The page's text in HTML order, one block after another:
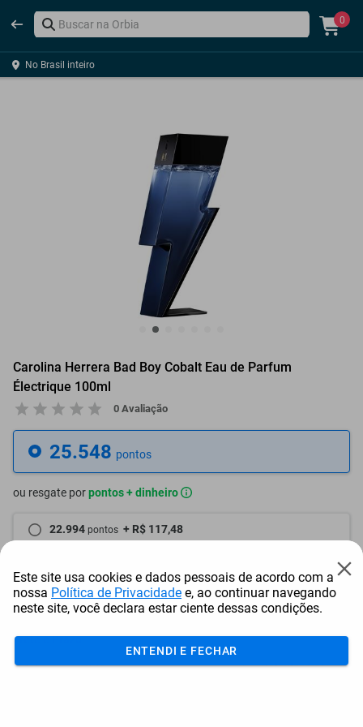
0
No Brasil inteiro
Carolina Herrera Bad Boy Cobalt Eau de Parfum
Électrique 100ml
0 Avaliação
25.548 pontos
ou resgate porpontos + dinheiro
22.994 pontos + R$ 117,48
20.439 pontos + R$ 235,01
Frete e Prazo
Calcular frete
Este site usa cookies e dados pessoais de acordo com a
nossa Política de Privacidade e, ao continuar navegando
neste site, você declara estar ciente dessas condições.
ENTENDI E FECHAR